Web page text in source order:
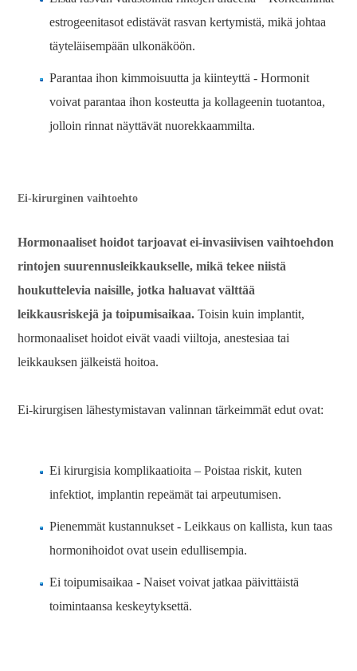
estrogeenitasot edistävät rasvan kertymistä, mikä johtaa
täyteläisempään ulkonäköön.
Parantaa ihon kimmoisuutta ja kiinteyttä - Hormonit
voivat parantaa ihon kosteutta ja kollageenin tuotantoa,
jolloin rinnat näyttävät nuorekkaammilta.
Ei-kirurginen vaihtoehto
Hormonaaliset hoidot tarjoavat ei-invasiivisen vaihtoehdon
rintojen suurennusleikkaukselle, mikä tekee niistä
houkuttelevia naisille, jotka haluavat välttää
leikkausriskejä ja toipumisaikaa. Toisin kuin implantit,
hormonaaliset hoidot eivät vaadi viiltoja, anestesiaa tai
leikkauksen jälkeistä hoitoa.
Ei-kirurgisen lähestymistavan valinnan tärkeimmät edut ovat:
Ei kirurgisia komplikaatioita – Poistaa riskit, kuten
infektiot, implantin repeämät tai arpeutumisen.
Pienemmät kustannukset - Leikkaus on kallista, kun taas
hormonihoidot ovat usein edullisempia.
Ei toipumisaikaa - Naiset voivat jatkaa päivittäistä
toimintaansa keskeytyksettä.